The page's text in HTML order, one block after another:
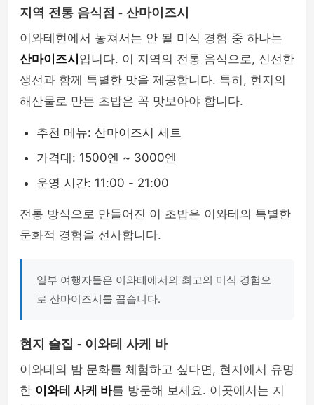
지역 전통 음식점 - 산마이즈시
이와테현에서 놓쳐서는 안 될 미식 경험 중 하나는
산마이즈시 입니다. 이 지역의 전통 음식으로, 신선한
생선과 함께 특별한 맛을 제공합니다. 특히, 현지의
해산물로 만든 초밥은 꼭 맛보아야 합니다.
추천 메뉴: 산마이즈시 세트
가격대: 1500엔 ~ 3000엔
운영 시간: 11:00 - 21:00
전통 방식으로 만들어진 이 초밥은 이와테의 특별한
문화적 경험을 선사합니다.
일부 여행자들은 이와테에서의 최고의 미식 경험으
로 산마이즈시를 꼽습니다.
현지 술집 - 이와테 사케 바
이와테의 밤 문화를 체험하고 싶다면, 현지에서 유명
한 이와테 사케 바를 방문해 보세요. 이곳에서는 지